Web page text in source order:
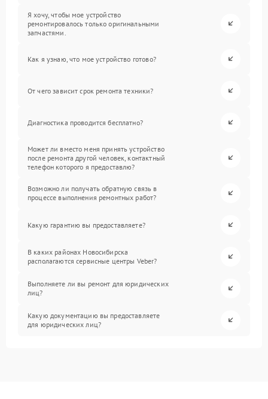
Я хочу, чтобы мое устройство
ремонтировалось только оригинальными
запчастями.
Как я узнаю, что мое устройство готово?
От чего зависит срок ремонта техники?
Диагностика проводится бесплатно?
Может ли вместо меня принять устройство
после ремонта другой человек, контактный
телефон которого я предоставлю?
Возможно ли получать обратную связь в
процессе выполнения ремонтных работ?
Какую гарантию вы предоставляете?
В каких районах Новосибирска
располагаются сервисные центры Veber?
Выполняете ли вы ремонт для юридических
лиц?
Какую документацию вы предоставляете
для юридических лиц?